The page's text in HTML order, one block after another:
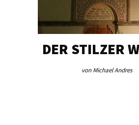
DER STILZER
von Michael Andres